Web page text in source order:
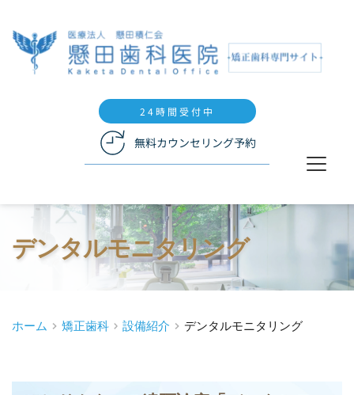
24時間受付中
無料カウンセリング予約
デンタルモニタリング
ホーム 矯正歯科 設備紹介 デンタルモニタリング